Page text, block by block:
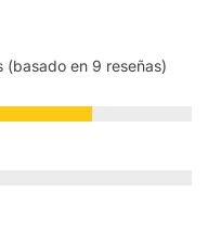
(basado en 9 reseñas)